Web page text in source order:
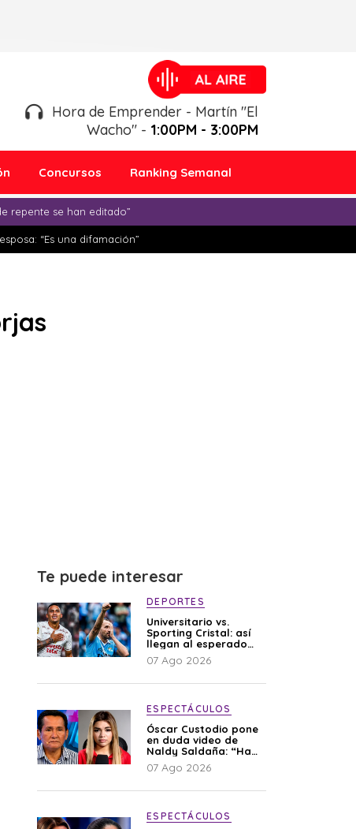
Hora de Emprender - Martín "El
Wacho" - 1:00PM - 3:00PM
Concursos Ranking Semanal
repente se han editado”
“Es una difamación”
Te puede interesar
DEPORTES
Universitario vs.
Sporting Cristal: así
llegan al esperado
duelo
07 Ago 2026
ESPECTÁCULOS
Óscar Custodio pone
en duda video de
Naldy Saldaña: “Hay
cosas que de repente
se han editado”
07 Ago 2026
ESPECTÁCULOS